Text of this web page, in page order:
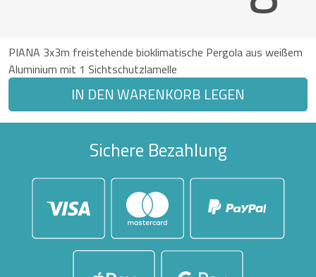
PIANA 3x3m freistehende bioklimatische Pergola aus weißem
Aluminium mit 1 Sichtschutzlamelle
IN DEN WARENKORB LEGEN
Sichere Bezahlung